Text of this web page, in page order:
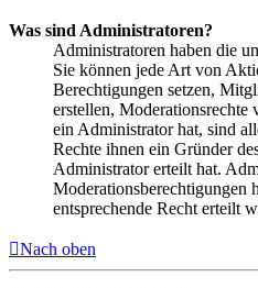
Was sind Administratoren?
Administratoren haben die
Sie können jede Art von
Berechtigungen setzen,
erstellen, Moderationsrechte
ein Administrator hat, sind
Rechte ihnen ein Gründer
Administrator erteilt hat.
Moderationsberechtigungen
entsprechende Recht erteilt
Nach oben